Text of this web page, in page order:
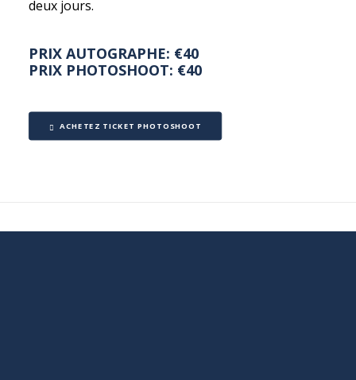
deux jours.
PRIX AUTOGRAPHE: €40
PRIX PHOTOSHOOT: €40
ACHETEZ TICKET PHOTOSHOOT